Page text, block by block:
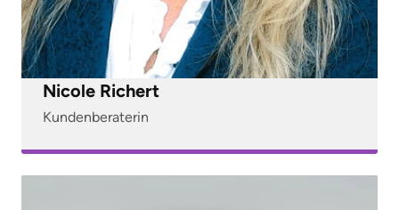
Nicole Richert
Kundenberaterin